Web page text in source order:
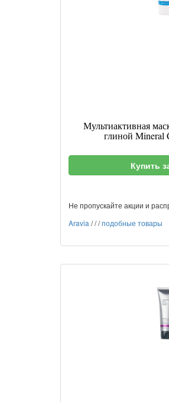
Мультиактивная
глиной Mineral
Купить
Не пропускайте акции и
Aravia ///подобные товары